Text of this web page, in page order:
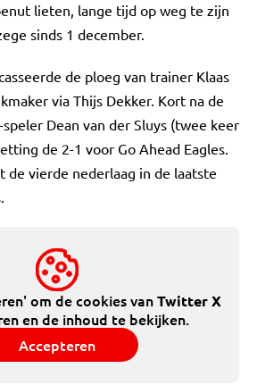
lieten, lange tijd op weg te zijn
sinds 1 december.
de ploeg van trainer Klaas
via Thijs Dekker. Kort na de
Dean van der Sluys (twee keer
de 2-1 voor Go Ahead Eagles.
de vierde nederlaag in de laatste
om de cookies vanTwitter X
en de inhoud te bekijken.
Accepteren